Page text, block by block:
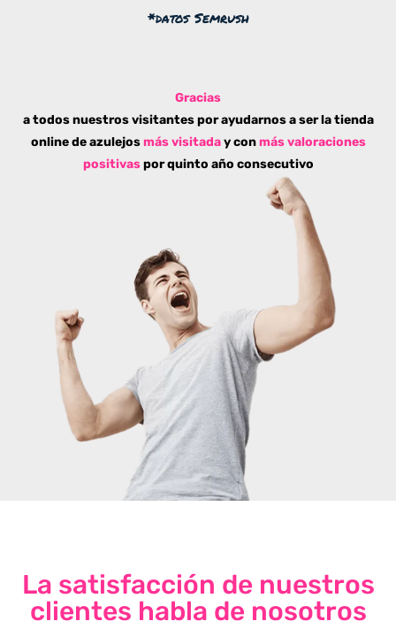
*datos Semrush
Gracias
a todos nuestros visitantes por ayudarnos a ser la tienda
online de azulejos más visitaday conmás valoraciones
positivaspor quinto año consecutivo
La satisfacción de nuestros
clientes habla de nosotros